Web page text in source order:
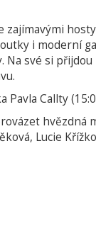
i moderní
své si přijdou
Pavla Callty
hvězdná
Lucie